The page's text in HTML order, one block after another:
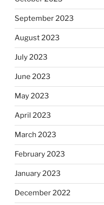
September 2023
August 2023
July 2023
June 2023
May 2023
April 2023
March 2023
February 2023
January 2023
December 2022